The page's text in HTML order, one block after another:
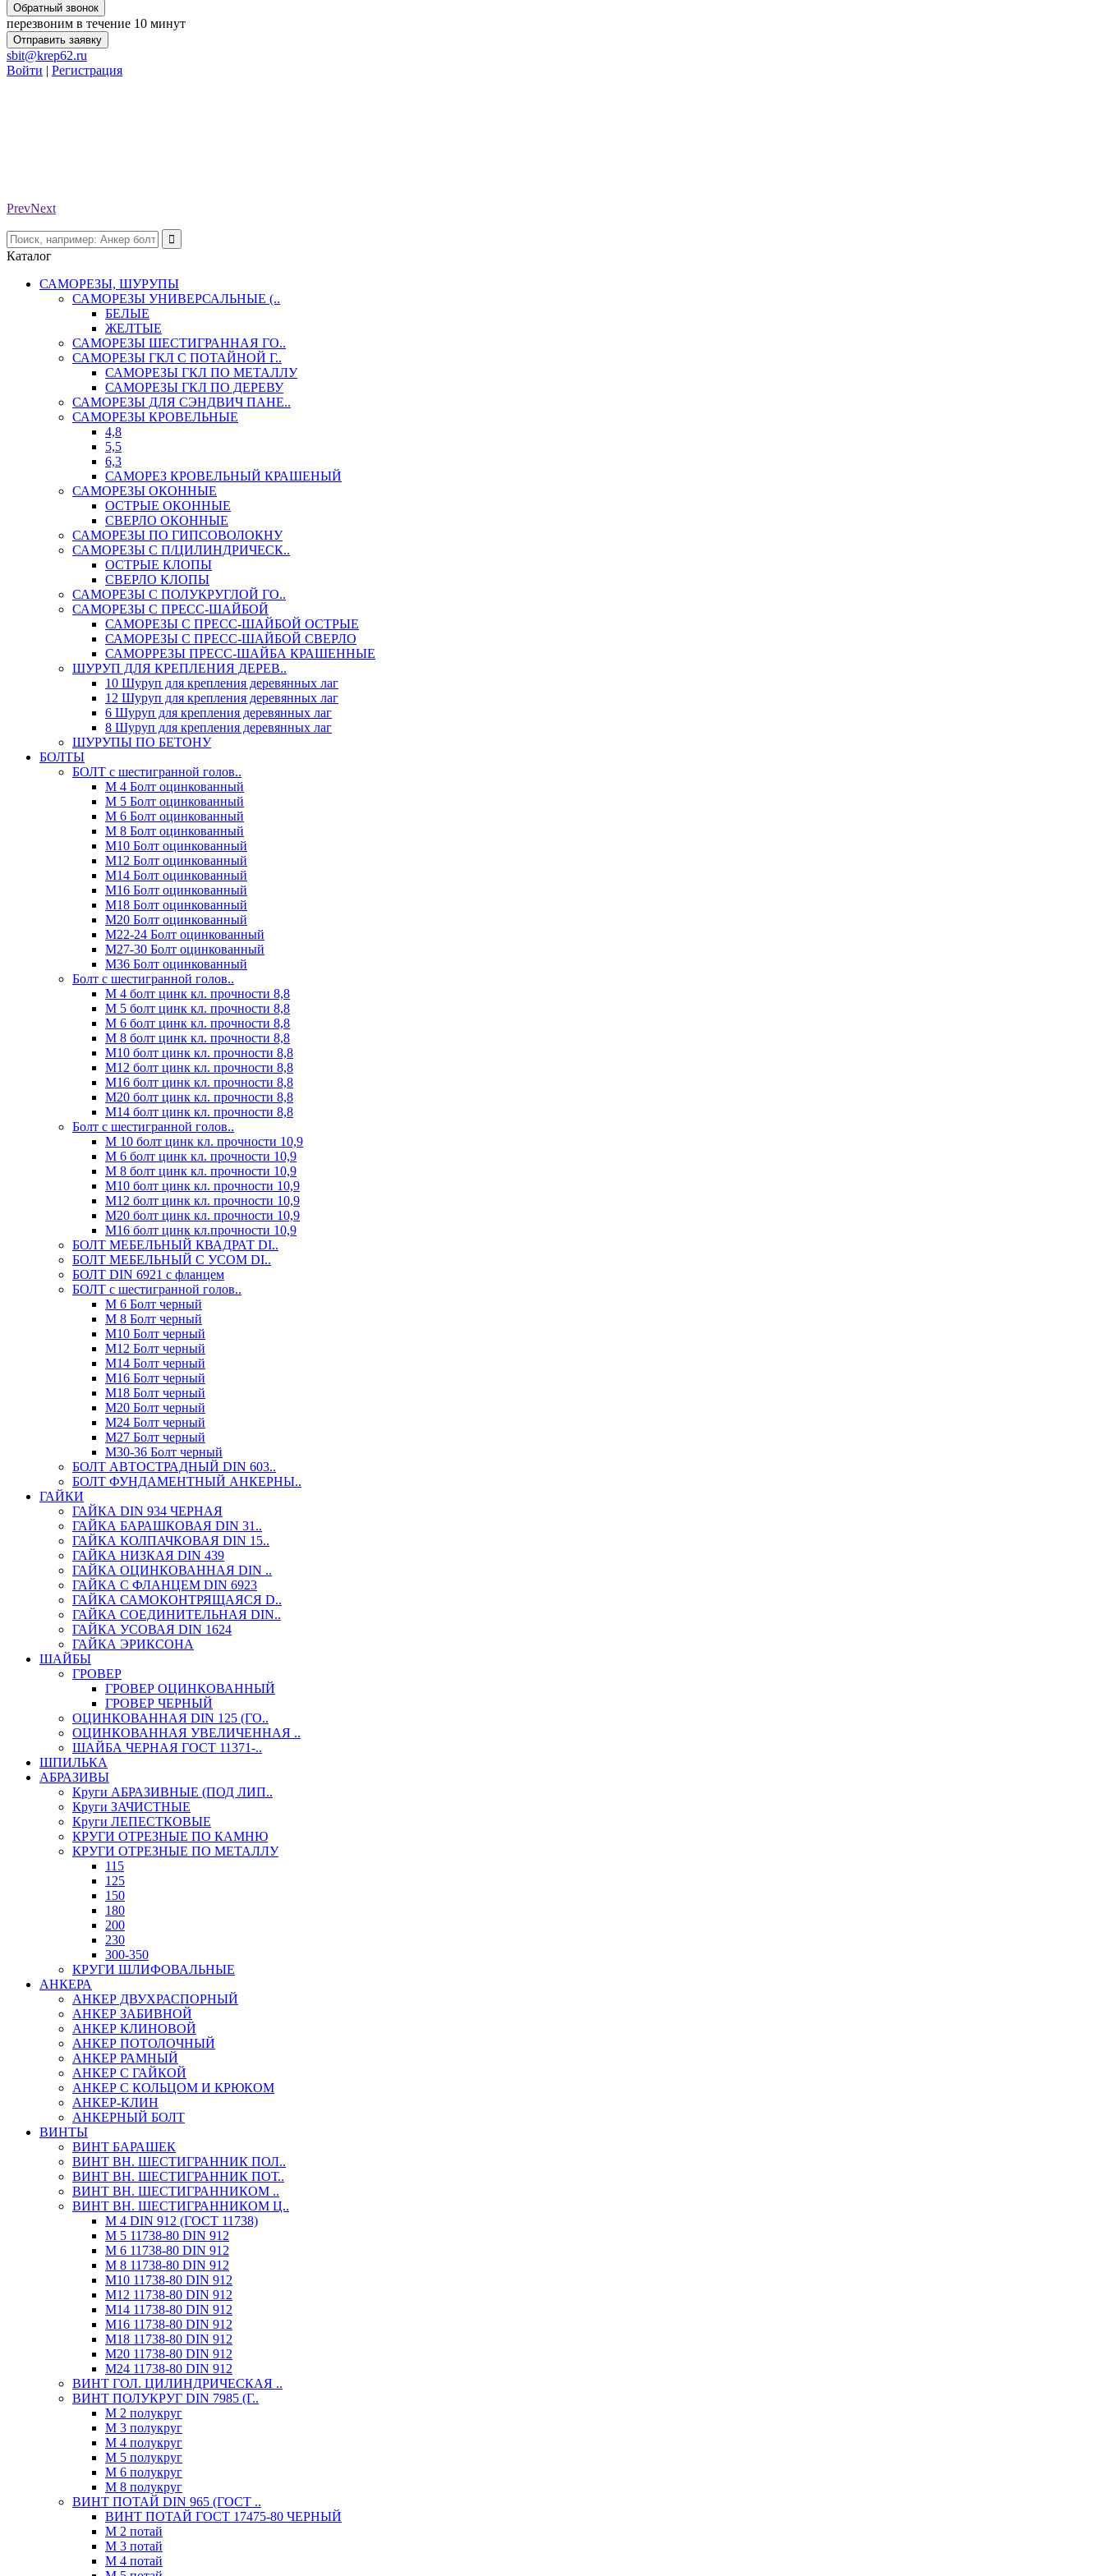
Обратный звонок
перезвоним в течение 10 минут
Отправить заявку
sbit@krep62.ru
Войти | Регистрация
PrevNext
Каталог
САМОРЕЗЫ, ШУРУПЫ
САМОРЕЗЫ УНИВЕРСАЛЬНЫЕ (..
БЕЛЫЕ
ЖЕЛТЫЕ
САМОРЕЗЫ ШЕСТИГРАННАЯ ГО..
САМОРЕЗЫ ГКЛ С ПОТАЙНОЙ Г..
САМОРЕЗЫ ГКЛ ПО МЕТАЛЛУ
САМОРЕЗЫ ГКЛ ПО ДЕРЕВУ
САМОРЕЗЫ ДЛЯ СЭНДВИЧ ПАНЕ..
САМОРЕЗЫ КРОВЕЛЬНЫЕ
4,8
5,5
6,3
САМОРЕЗ КРОВЕЛЬНЫЙ КРАШЕНЫЙ
САМОРЕЗЫ ОКОННЫЕ
ОСТРЫЕ ОКОННЫЕ
СВЕРЛО ОКОННЫЕ
САМОРЕЗЫ ПО ГИПСОВОЛОКНУ
САМОРЕЗЫ С П/ЦИЛИНДРИЧЕСК..
ОСТРЫЕ КЛОПЫ
СВЕРЛО КЛОПЫ
САМОРЕЗЫ С ПОЛУКРУГЛОЙ ГО..
САМОРЕЗЫ С ПРЕСС-ШАЙБОЙ
САМОРЕЗЫ С ПРЕСС-ШАЙБОЙ ОСТРЫЕ
САМОРЕЗЫ С ПРЕСС-ШАЙБОЙ СВЕРЛО
САМОРРЕЗЫ ПРЕСС-ШАЙБА КРАШЕННЫЕ
ШУРУП ДЛЯ КРЕПЛЕНИЯ ДЕРЕВ..
10 Шуруп для крепления деревянных лаг
12 Шуруп для крепления деревянных лаг
6 Шуруп для крепления деревянных лаг
8 Шуруп для крепления деревянных лаг
ШУРУПЫ ПО БЕТОНУ
БОЛТЫ
БОЛТ с шестигранной голов..
М 4 Болт оцинкованный
М 5 Болт оцинкованный
М 6 Болт оцинкованный
М 8 Болт оцинкованный
М10 Болт оцинкованный
М12 Болт оцинкованный
М14 Болт оцинкованный
М16 Болт оцинкованный
М18 Болт оцинкованный
М20 Болт оцинкованный
М22-24 Болт оцинкованный
М27-30 Болт оцинкованный
М36 Болт оцинкованный
Болт с шестигранной голов..
М 4 болт цинк кл. прочности 8,8
М 5 болт цинк кл. прочности 8,8
М 6 болт цинк кл. прочности 8,8
М 8 болт цинк кл. прочности 8,8
М10 болт цинк кл. прочности 8,8
М12 болт цинк кл. прочности 8,8
М16 болт цинк кл. прочности 8,8
М20 болт цинк кл. прочности 8,8
М14 болт цинк кл. прочности 8,8
Болт с шестигранной голов..
М 10 болт цинк кл. прочности 10,9
М 6 болт цинк кл. прочности 10,9
М 8 болт цинк кл. прочности 10,9
М10 болт цинк кл. прочности 10,9
М12 болт цинк кл. прочности 10,9
М20 болт цинк кл. прочности 10,9
М16 болт цинк кл.прочности 10,9
БОЛТ МЕБЕЛЬНЫЙ КВАДРАТ DI..
БОЛТ МЕБЕЛЬНЫЙ С УСОМ DI..
БОЛТ DIN 6921 c фланцем
БОЛТ с шестигранной голов..
М 6 Болт черный
М 8 Болт черный
М10 Болт черный
М12 Болт черный
М14 Болт черный
М16 Болт черный
М18 Болт черный
М20 Болт черный
М24 Болт черный
М27 Болт черный
М30-36 Болт черный
БОЛТ АВТОСТРАДНЫЙ DIN 603..
БОЛТ ФУНДАМЕНТНЫЙ АНКЕРНЫ..
ГАЙКИ
ГАЙКА DIN 934 ЧЕРНАЯ
ГАЙКА БАРАШКОВАЯ DIN 31..
ГАЙКА КОЛПАЧКОВАЯ DIN 15..
ГАЙКА НИЗКАЯ DIN 439
ГАЙКА ОЦИНКОВАННАЯ DIN ..
ГАЙКА С ФЛАНЦЕМ DIN 6923
ГАЙКА САМОКОНТРЯЩАЯСЯ D..
ГАЙКА СОЕДИНИТЕЛЬНАЯ DIN..
ГАЙКА УСОВАЯ DIN 1624
ГАЙКА ЭРИКСОНА
ШАЙБЫ
ГРОВЕР
ГРОВЕР ОЦИНКОВАННЫЙ
ГРОВЕР ЧЕРНЫЙ
ОЦИНКОВАННАЯ DIN 125 (ГО..
ОЦИНКОВАННАЯ УВЕЛИЧЕННАЯ ..
ШАЙБА ЧЕРНАЯ ГОСТ 11371-..
ШПИЛЬКА
АБРАЗИВЫ
Круги АБРАЗИВНЫЕ (ПОД ЛИП..
Круги ЗАЧИСТНЫЕ
Круги ЛЕПЕСТКОВЫЕ
КРУГИ ОТРЕЗНЫЕ ПО КАМНЮ
КРУГИ ОТРЕЗНЫЕ ПО МЕТАЛЛУ
115
125
150
180
200
230
300-350
КРУГИ ШЛИФОВАЛЬНЫЕ
АНКЕРА
АНКЕР ДВУХРАСПОРНЫЙ
АНКЕР ЗАБИВНОЙ
АНКЕР КЛИНОВОЙ
АНКЕР ПОТОЛОЧНЫЙ
АНКЕР РАМНЫЙ
АНКЕР С ГАЙКОЙ
АНКЕР С КОЛЬЦОМ И КРЮКОМ
АНКЕР-КЛИН
АНКЕРНЫЙ БОЛТ
ВИНТЫ
ВИНТ БАРАШЕК
ВИНТ ВН. ШЕСТИГРАННИК ПОЛ..
ВИНТ ВН. ШЕСТИГРАННИК ПОТ..
ВИНТ ВН. ШЕСТИГРАННИКОМ ..
ВИНТ ВН. ШЕСТИГРАННИКОМ Ц..
М 4 DIN 912 (ГОСТ 11738)
М 5 11738-80 DIN 912
М 6 11738-80 DIN 912
М 8 11738-80 DIN 912
М10 11738-80 DIN 912
М12 11738-80 DIN 912
М14 11738-80 DIN 912
М16 11738-80 DIN 912
М18 11738-80 DIN 912
М20 11738-80 DIN 912
М24 11738-80 DIN 912
ВИНТ ГОЛ. ЦИЛИНДРИЧЕСКАЯ ..
ВИНТ ПОЛУКРУГ DIN 7985 (Г..
М 2 полукруг
М 3 полукруг
М 4 полукруг
М 5 полукруг
М 6 полукруг
М 8 полукруг
ВИНТ ПОТАЙ DIN 965 (ГОСТ ..
ВИНТ ПОТАЙ ГОСТ 17475-80 ЧЕРНЫЙ
М 2 потай
М 3 потай
М 4 потай